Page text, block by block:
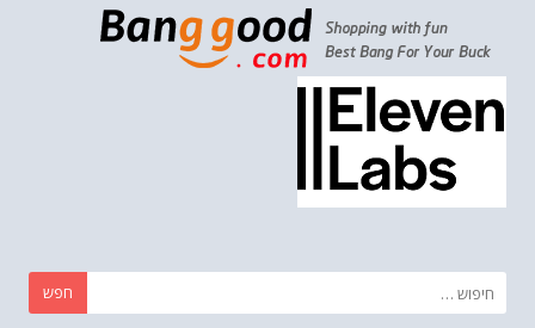
חפש: